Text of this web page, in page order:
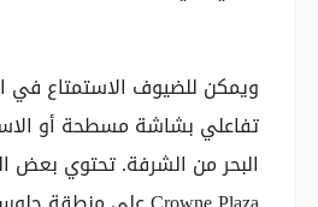
ويمكن للضيوف الاستمتاع في
تفاعلي بشاشة مسطحة أو
البحر من الشرفة. تحتوي بعض
Crowne Plaza على منطقة جلوس وحوض سبا.